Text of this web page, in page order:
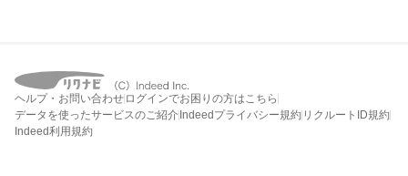
ヘルプ・お問い合わせ ログインでお困りの方はこちら
データを使ったサービスのご紹介 Indeedプライバシー規約 リクルートID規約
Indeed利用規約